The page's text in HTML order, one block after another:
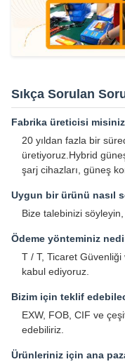
Sıkça Sorulan
Fabrika üreticisi
20 yıldan fazla bir
üretiyoruz.Hybrid
şarj cihazları, güneş
Uygun bir ürünü nasıl
Bize talebinizi
Ödeme yönteminiz
T / T, Ticaret
kabul ediyoruz.
Bizim için teklif
EXW, FOB, CIF ve
edebiliriz.
Ürünleriniz için ana